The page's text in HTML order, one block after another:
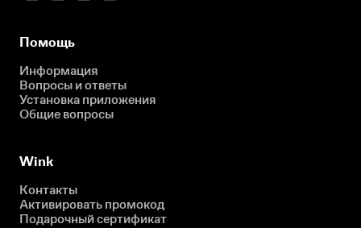
Помощь
Информация
Вопросы и ответы
Установка приложения
Общие вопросы
Wink
Контакты
Активировать промокод
Подарочный сертификат